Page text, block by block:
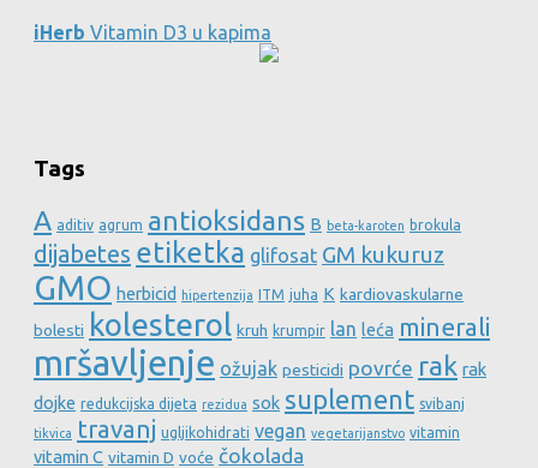
iHerb Vitamin D3 u kapima
Tags
A aditiv agrum antioksidans B beta-karoten brokula
dijabetes etiketka glifosat GM kukuruz
GMO herbicid hipertenzija ITM juha K kardiovaskularne
bolesti kolesterol kruh krumpir lan leća minerali
mršavljenje ožujak pesticidi povrće rak rak
dojke redukcijska dijeta rezidua sok suplement svibanj
tikvica travanj ugljikohidrati vegan vegetarijanstvo vitamin
vitamin C vitamin D voće čokolada